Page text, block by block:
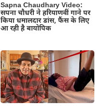
Sapna Chaudhary Video:
सपना चौधरी ने हरियाणवीं गाने पर
किया धमालदार डांस, फैंस के लिए
आ रही है बायोपिक